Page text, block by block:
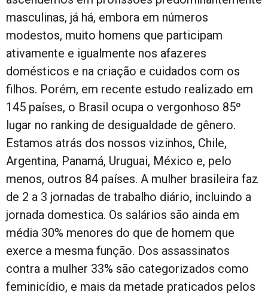
masculinas, já há, embora em números
modestos, muito homens que participam
ativamente e igualmente nos afazeres
domésticos e na criação e cuidados com os
filhos. Porém, em recente estudo realizado em
145 países, o Brasil ocupa o vergonhoso 85º
lugar no ranking de desigualdade de gênero.
Estamos atrás dos nossos vizinhos, Chile,
Argentina, Panamá, Uruguai, México e, pelo
menos, outros 84 países. A mulher brasileira faz
de 2 a 3 jornadas de trabalho diário, incluindo a
jornada domestica. Os salários são ainda em
média 30% menores do que de homem que
exerce a mesma função. Dos assassinatos
contra a mulher 33% são categorizados como
feminicídio, e mais da metade praticados pelos